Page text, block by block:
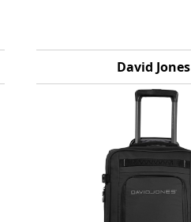
David Jones